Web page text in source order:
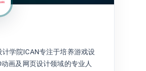
计学院ICAN专注于培养游戏设
画及网页设计领域的专业人